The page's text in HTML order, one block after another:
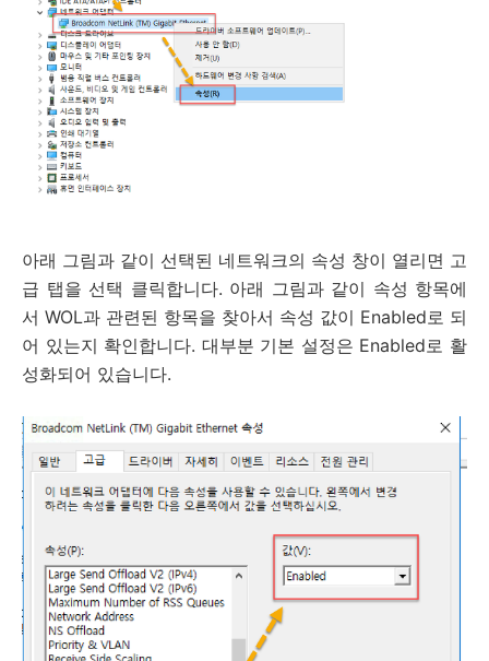
아래 그림과 같이 선택된 네트워크의 속성 창이 열리면 고
급 탭을 선택 클릭합니다. 아래 그림과 같이 속성 항목에
서 WOL과 관련된 항목을 찾아서 속성 값이 Enabled로 되
어 있는지 확인합니다. 대부분 기본 설정은 Enabled로 활
성화되어 있습니다.